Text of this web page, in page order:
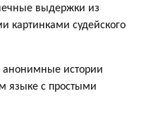
выдержки из
картинками судейского
истории
языке с простыми